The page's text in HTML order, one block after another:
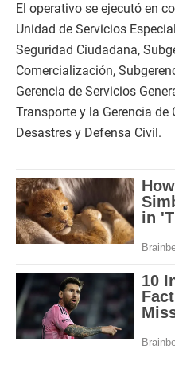
El operativo se ejecutó en
Unidad de Servicios
Seguridad Ciudadana,
Comercialización,
Gerencia de Servicios
Transporte y la Gerencia de
Desastres y Defensa Civil.